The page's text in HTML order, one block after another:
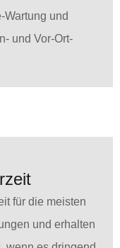
Wartung und
und Vor-Ort-
für die meisten
und erhalten